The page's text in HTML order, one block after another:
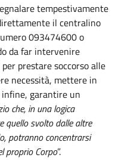
tempestivamente
il centralino
093474600 o
da far intervenire
prestare soccorso alle
necessità, mettere in
infine, garantire un
che, in una logica
quello svolto dalle altre
potranno concentrarsi
proprio Corpo”.